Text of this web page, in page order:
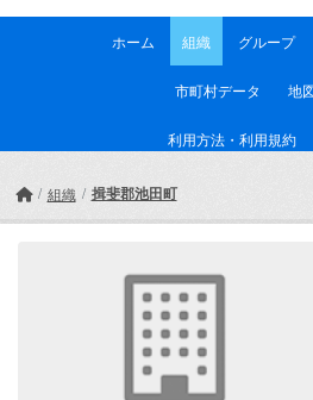
ホーム 組織 グループ
市町村データ 地
利用方法・利用規約
組織 揖斐郡池田町